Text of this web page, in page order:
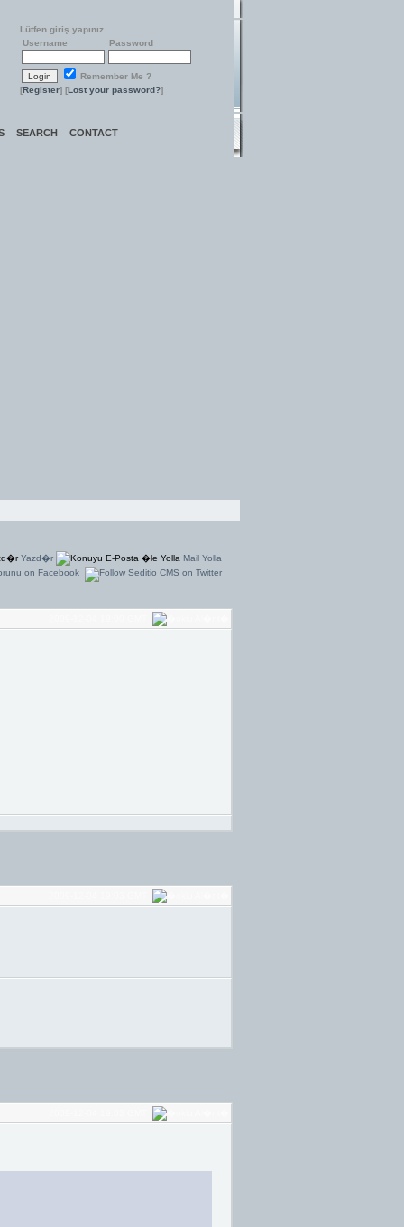
Lütfen giriş yapınız.
Username
Password
Remember Me ?
[Register] [Lost your password?]
SEARCH CONTACT
Yazd�r Mail Yolla